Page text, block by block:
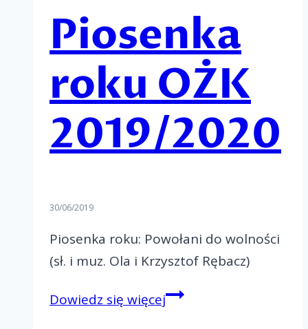
Piosenka
roku OŻK
2019/2020
30/06/2019
Piosenka roku: Powołani do wolności
(sł. i muz. Ola i Krzysztof Rębacz)
Dowiedz się więcejPiosenka